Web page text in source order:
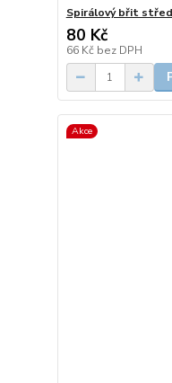
Spirálový břit
80 Kč
66 Kč bez DPH
Akce